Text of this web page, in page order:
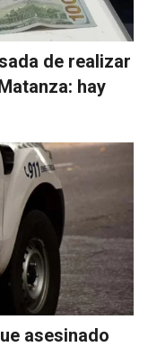
de realizar
hay
asesinado